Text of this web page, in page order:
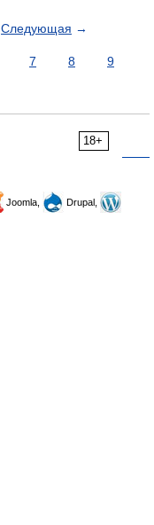
Следующая →
7 8
9
18+
Joomla,
Drupal,